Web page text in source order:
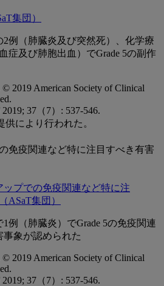
2例（肺臓炎及び突然死）、化学療
症及び肺胞出血）でGrade 5の副作
2019 American Society of Clinical
2019; 37（7）: 537-546.
により行われた。
免疫関連など特に注目すべき有害
例（肺臓炎）でGrade 5の免疫関連
象が認められた
2019 American Society of Clinical
2019; 37（7）: 537-546.